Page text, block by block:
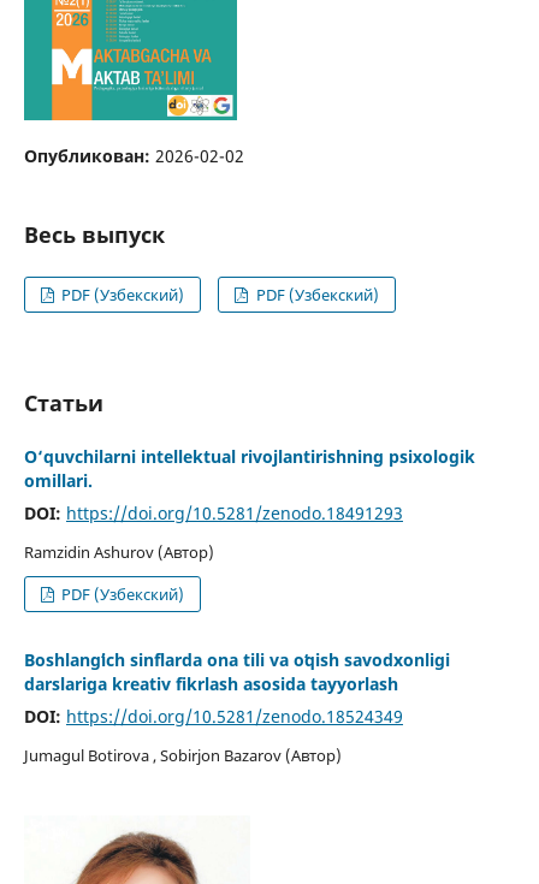
Опубликован: 2026-02-02
Весь выпуск
PDF (Узбекский) PDF (Узбекский)
Статьи
O‘quvchilarni intellektual rivojlantirishning psixologik
omillari.
DOI: https://doi.org/10.5281/zenodo.18491293
Ramzidin Ashurov (Автор)
PDF (Узбекский)
Boshlangʻich sinflarda ona tili va oʻqish savodxonligi
darslariga kreativ fikrlash asosida tayyorlash
DOI: https://doi.org/10.5281/zenodo.18524349
Jumagul Botirova , Sobirjon Bazarov (Автор)